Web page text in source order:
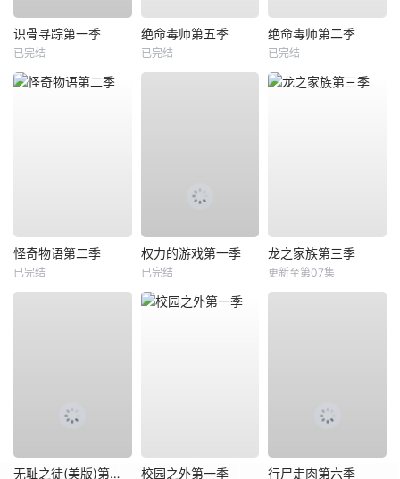
识骨寻踪第一季
已完结
绝命毒师第五季
已完结
绝命毒师第二季
已完结
怪奇物语第二季
已完结
权力的游戏第一季
已完结
龙之家族第三季
更新至第07集
无耻之徒(美版)第二季 校园之外第一季 行尸走肉第六季